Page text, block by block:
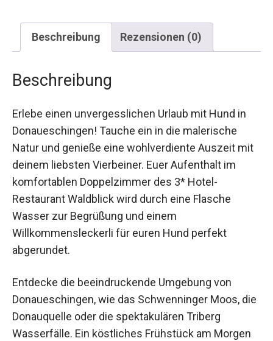
Beschreibung Rezensionen (0)
Beschreibung
Erlebe einen unvergesslichen Urlaub mit Hund in
Donaueschingen! Tauche ein in die malerische
Natur und genieße eine wohlverdiente Auszeit mit
deinem liebsten Vierbeiner. Euer Aufenthalt im
komfortablen Doppelzimmer des 3* Hotel-
Restaurant Waldblick wird durch eine Flasche
Wasser zur Begrüßung und einem
Willkommensleckerli für euren Hund perfekt
abgerundet.
Entdecke die beeindruckende Umgebung von
Donaueschingen, wie das Schwenninger Moos, die
Donauquelle oder die spektakulären Triberg
Wasserfälle. Ein köstliches Frühstück am Morgen